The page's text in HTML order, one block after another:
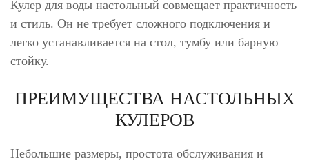
Кулер для воды настольный совмещает практичность
и стиль. Он не требует сложного подключения и
легко устанавливается на стол, тумбу или барную
стойку.
ПРЕИМУЩЕСТВА НАСТОЛЬНЫХ
КУЛЕРОВ
Небольшие размеры, простота обслуживания и